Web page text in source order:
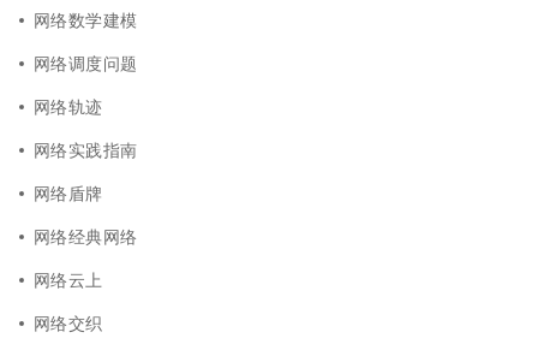
网络数学建模
网络调度问题
网络轨迹
网络实践指南
网络盾牌
网络经典网络
网络云上
网络交织